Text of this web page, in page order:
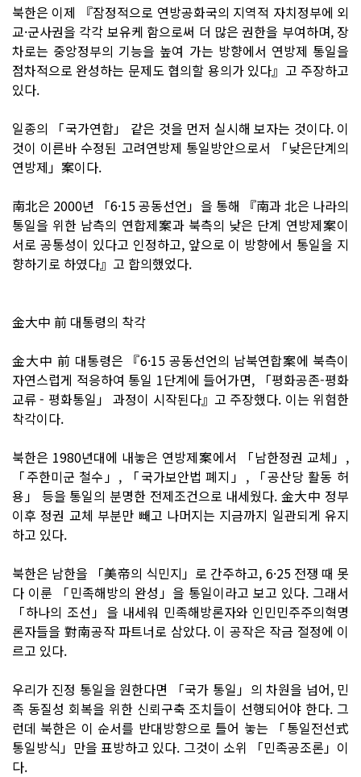
북한은 이제 『잠정적으로 연방공화국의 지역적 자치정부에 외
교·군사권을 각각 보유케 함으로써 더 많은 권한을 부여하며, 장
차로는 중앙정부의 기능을 높여 가는 방향에서 연방제 통일을
점차적으로 완성하는 문제도 협의할 용의가 있다』고 주장하고
있다.
일종의 「국가연합」 같은 것을 먼저 실시해 보자는 것이다. 이
것이 이른바 수정된 고려연방제 통일방안으로서 「낮은단계의
연방제」案이다.
南北은 2000년 「6·15 공동선언」을 통해 『南과 北은 나라의
통일을 위한 남측의 연합제案과 북측의 낮은 단계 연방제案이
서로 공통성이 있다고 인정하고, 앞으로 이 방향에서 통일을 지
향하기로 하였다』고 합의했었다.
金大中 前 대통령의 착각
金大中 前 대통령은 『6·15 공동선언의 남북연합案에 북측이
자연스럽게 적응하여 통일 1단계에 들어가면, 「평화공존-평화
교류 - 평화통일」 과정이 시작된다』고 주장했다. 이는 위험한
착각이다.
북한은 1980년대에 내놓은 연방제案에서 「남한정권 교체」,
「주한미군 철수」, 「국가보안법 폐지」, 「공산당 활동 허
용」 등을 통일의 분명한 전제조건으로 내세웠다. 金大中 정부
이후 정권 교체 부분만 빼고 나머지는 지금까지 일관되게 유지
하고 있다.
북한은 남한을 「美帝의 식민지」로 간주하고, 6·25 전쟁 때 못
다 이룬 「민족해방의 완성」을 통일이라고 보고 있다. 그래서
「하나의 조선」을 내세워 민족해방론자와 인민민주주의혁명
론자들을 對南공작 파트너로 삼았다. 이 공작은 작금 절정에 이
르고 있다.
우리가 진정 통일을 원한다면 「국가 통일」의 차원을 넘어, 민
족 동질성 회복을 위한 신뢰구축 조치들이 선행되어야 한다. 그
런데 북한은 이 순서를 반대방향으로 틀어 놓는 「통일전선式
통일방식」만을 표방하고 있다. 그것이 소위 「민족공조론」이
다.